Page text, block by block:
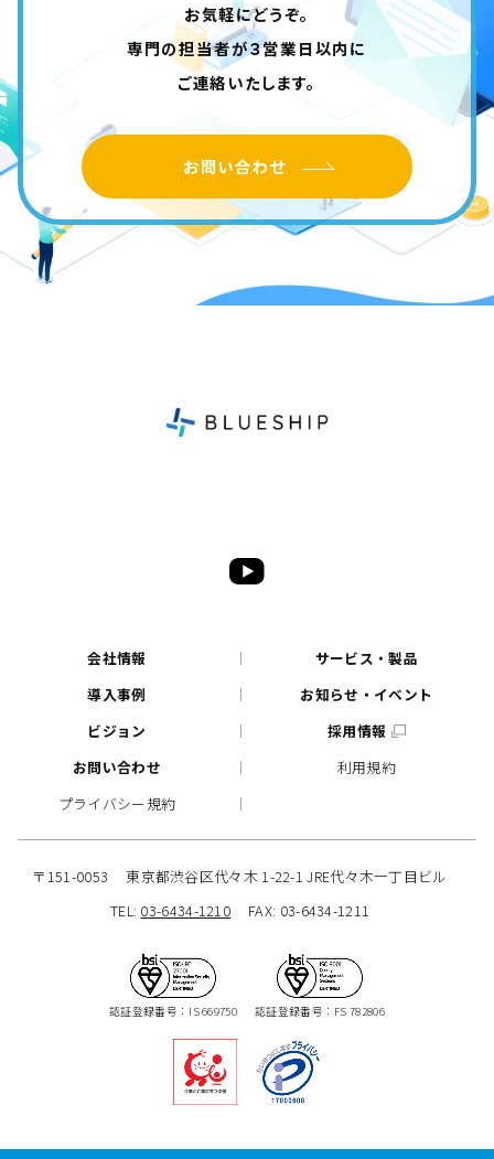
お気軽にどうぞ。
専門の担当者が３営業日以内に
ご連絡いたします。
お問い合わせ
会社情報
サービス・製品
導入事例
お知らせ・イベント
ビジョン
採用情報
お問い合わせ
利用規約
プライバシー規約
〒151-0053
東京都渋谷区代々木 1-22-1 JRE代々木一丁目ビル
TEL: 03-6434-1210 FAX: 03-6434-1211
認証登録番号：IS 669750 認証登録番号：FS 782806